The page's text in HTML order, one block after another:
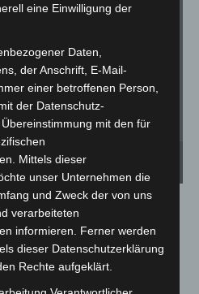
der BBS 3 Oldenburg: DEHOGA-Präsident
und Veranstaltungsgastronomie
Hotelfachfrau Fenja Dieks (v.l.n.r.). - Foto:
Garbsen
Wolfenbüttel
eine Einwilligung der
Daten,
der Anschrift, E-Mail-
einer betroffenen Person,
der Datenschutz-
mit den für
Mittels dieser
unser Unternehmen die
und Zweck der von uns
verarbeiteten
informieren. Ferner werden
dieser Datenschutzerklärung
Rechte aufgeklärt.